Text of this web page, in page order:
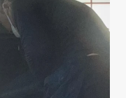
商品一覧